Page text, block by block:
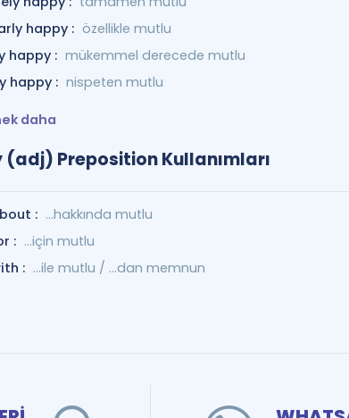
happy : özellikle mutlu
happy : mükemmel derecede mutlu
happy : nispeten mutlu
daha
(adj) Preposition Kullanımları
: …hakkında mutlu
: ...için mutlu
: …ile mutlu / ...dan memnun